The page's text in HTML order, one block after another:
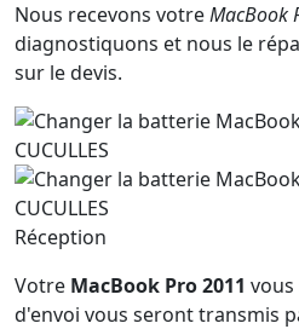
Nous recevons votreMacBook
diagnostiquons et nous le
sur le devis.
Réception
Votre MacBook Pro 2011 vous
d'envoi vous seront transmis